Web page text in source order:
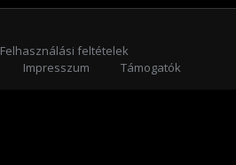
Felhasználási feltételek
Impresszum
Támogatók